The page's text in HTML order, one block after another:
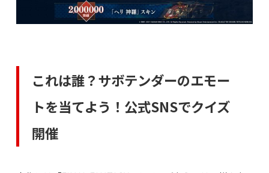
これは誰？サボテンダーのエモー
トを当てよう！公式SNSでクイズ
開催